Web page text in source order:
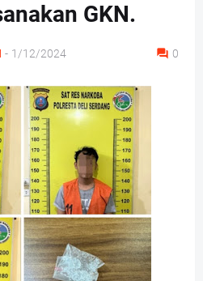
GKN.
- 1/12/2024 0